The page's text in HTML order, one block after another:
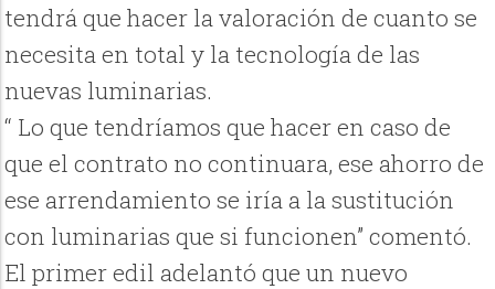
tendrá que hacer la valoración de cuanto se
necesita en total y la tecnología de las
nuevas luminarias.
“ Lo que tendríamos que hacer en caso de
que el contrato no continuara, ese ahorro de
ese arrendamiento se iría a la sustitución
con luminarias que si funcionen” comentó.
El primer edil adelantó que un nuevo